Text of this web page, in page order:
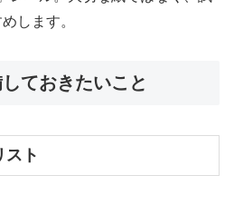
します。
ておきたいこと
スト